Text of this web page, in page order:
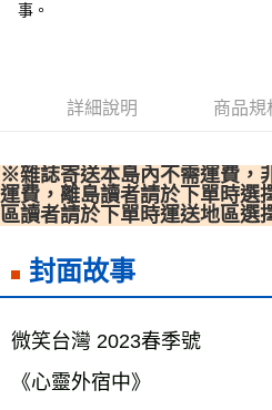
付款後7-11取貨
宅配
每筆NT$70，滿NT$799(含以上)免
每筆NT$200，滿NT$99,999(含以上)
事。
詳細說明 商品規
※雜誌寄送本島內不需運費，
運費，離島讀者請於下單時選
區讀者請於下單時運送地區選
封面故事
微笑台灣 2023春季號
《心靈外宿中》